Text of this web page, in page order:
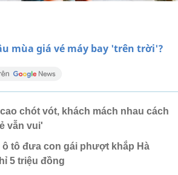
mùa giá vé máy bay 'trên trời'?
chót vót, khách mách nhau cách
vẫn vui'
ô tô đưa con gái phượt khắp Hà
5 triệu đồng